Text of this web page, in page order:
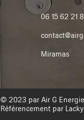
06 15 62 21
Miramas
© 2023 par Air G
Référencement par